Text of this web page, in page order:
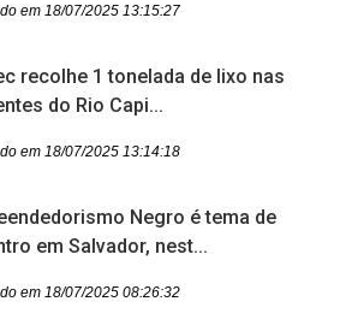
em 18/07/2025 13:15:27
recolhe 1 tonelada de lixo nas
do Rio Capi...
em 18/07/2025 13:14:18
Negro é tema de
em Salvador, nest...
em 18/07/2025 08:26:32